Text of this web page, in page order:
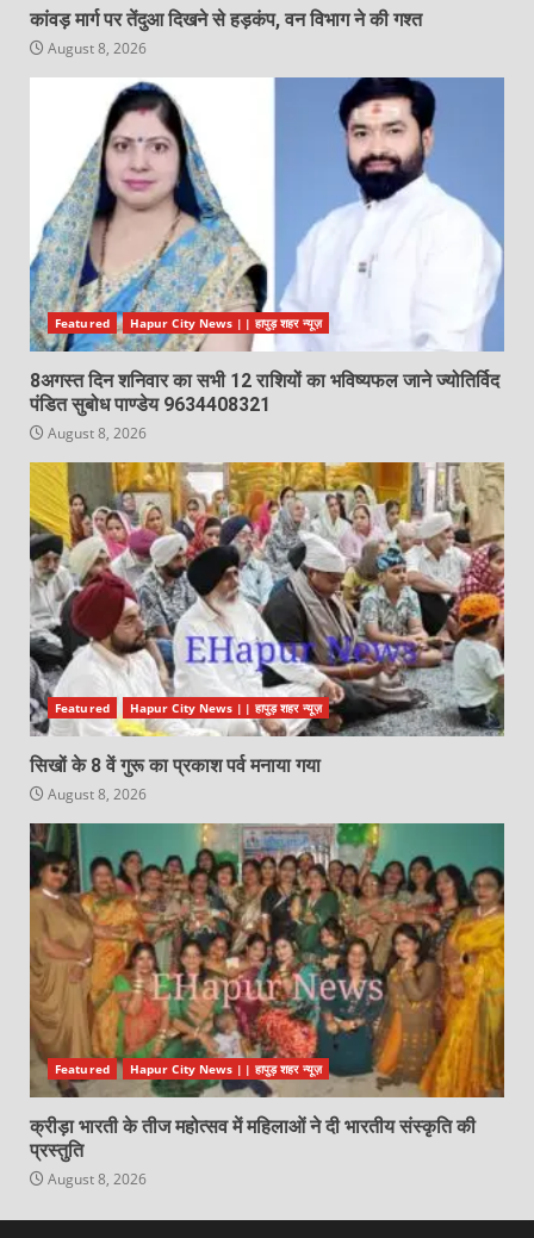
कांवड़ मार्ग पर तेंदुआ दिखने से हड़कंप, वन विभाग ने की गश्त
August 8, 2026
Featured Hapur City News || हापुड़ शहर न्यूज़
8अगस्त दिन शनिवार का सभी 12 राशियों का भविष्यफल जाने ज्योतिर्विद
पंडित सुबोध पाण्डेय 9634408321
August 8, 2026
Featured Hapur City News || हापुड़ शहर न्यूज़
सिखों के 8 वें गुरू का प्रकाश पर्व मनाया गया
August 8, 2026
Featured Hapur City News || हापुड़ शहर न्यूज़
क्रीड़ा भारती के तीज महोत्सव में महिलाओं ने दी भारतीय संस्कृति की
प्रस्तुति
August 8, 2026